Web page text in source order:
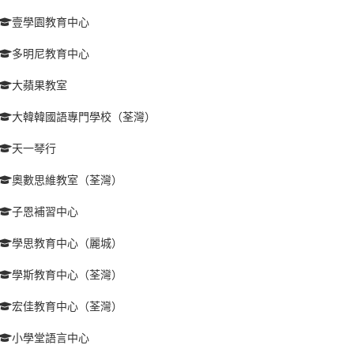
壹學園教育中心
多明尼教育中心
大蘋果教室
大韓韓國語專門學校（荃灣）
天一琴行
奧數思維教室（荃灣）
子恩補習中心
學思教育中心（麗城）
學斯教育中心（荃灣）
宏佳教育中心（荃灣）
小學堂語言中心